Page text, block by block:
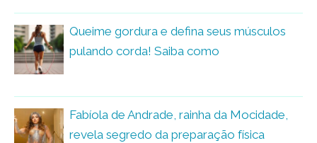
Queime gordura e defina seus músculos
pulando corda! Saiba como
Fabíola de Andrade, rainha da Mocidade,
revela segredo da preparação física